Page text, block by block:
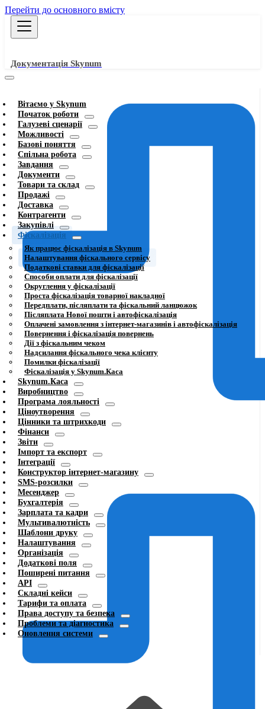
Перейти до основного вмісту
Документація Skynum
Вітаємо у Skynum
Початок роботи
Галузеві сценарії
Можливості
Базові поняття
Спільна робота
Завдання
Документи
Товари та склад
Продажі
Доставка
Контрагенти
Закупівлі
Фіскалізація
Як працює фіскалізація в Skynum
Налаштування фіскального сервісу
Податкові ставки для фіскалізації
Способи оплати для фіскалізації
Округлення у фіскалізації
Проста фіскалізація товарної накладної
Передплати, післяплати та фіскальний ланцюжок
Післяплата Нової пошти і автофіскалізація
Оплачені замовлення з інтернет-магазинів і автофіскалізація
Повернення і фіскалізація повернень
Дії з фіскальним чеком
Надсилання фіскального чека клієнту
Помилки фіскалізації
Фіскалізація у Skynum.Каса
Skynum.Каса
Виробництво
Програма лояльності
Ціноутворення
Цінники та штрихкоди
Фінанси
Звіти
Імпорт та експорт
Інтеграції
Конструктор інтернет-магазину
SMS-розсилки
Месенджер
Бухгалтерія
Зарплата та кадри
Мультивалютність
Шаблони друку
Налаштування
Організація
Додаткові поля
Поширені питання
API
Складні кейси
Тарифи та оплата
Права доступу та безпека
Проблеми та діагностика
Оновлення системи